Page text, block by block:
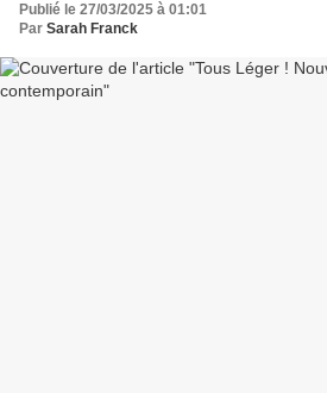
Publié le 27/03/2025 à 01:01
Par Sarah Franck